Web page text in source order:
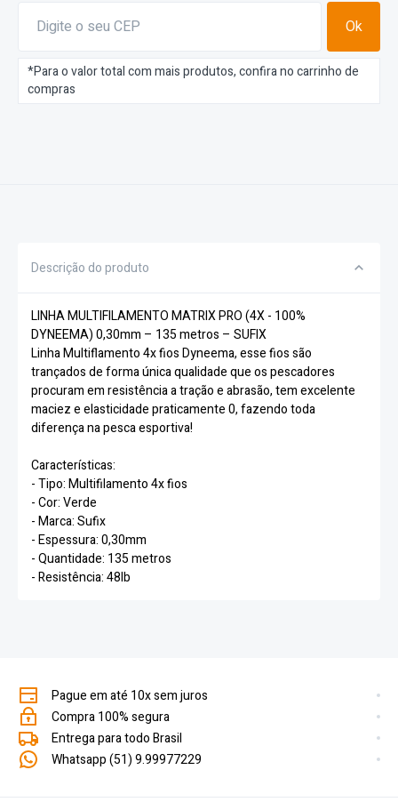
Ok
*Para o valor total com mais produtos, confira no carrinho de
compras
Descrição do produto
LINHA MULTIFILAMENTO MATRIX PRO (4X - 100%
DYNEEMA) 0,30mm – 135 metros – SUFIX
Linha Multiflamento 4x fios Dyneema, esse fios são
trançados de forma única qualidade que os pescadores
procuram em resistência a tração e abrasão, tem excelente
maciez e elasticidade praticamente 0, fazendo toda
diferença na pesca esportiva!
Características:
- Tipo: Multifilamento 4x fios
- Cor: Verde
- Marca: Sufix
- Espessura: 0,30mm
- Quantidade: 135 metros
- Resistência: 48lb
Pague em até 10x sem juros
Compra 100% segura
Entrega para todo Brasil
Whatsapp (51) 9.99977229